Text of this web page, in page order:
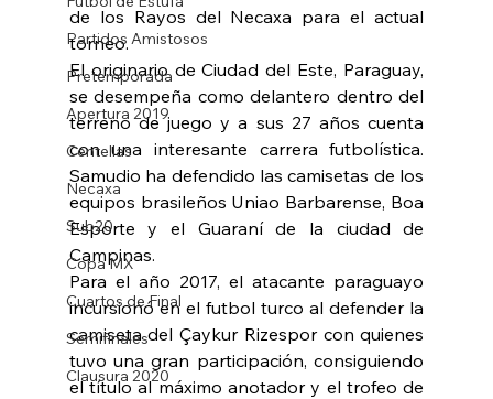
Partidos Amistosos
Pretemporada
Apertura 2019
Centellas
Necaxa
Sub20
Copa MX
Cuartos de Final
Semifinales
Clausura 2020
de los Rayos del Necaxa para el actual
torneo.
El originario de Ciudad del Este, Paraguay,
se desempeña como delantero dentro del
terreno de juego y a sus 27 años cuenta
con una interesante carrera futbolística.
Samudio ha defendido las camisetas de los
equipos brasileños Uniao Barbarense, Boa
Esporte y el Guaraní de la ciudad de
Campinas.
Para el año 2017, el atacante paraguayo
incursionó en el futbol turco al defender la
camiseta del Çaykur Rizespor con quienes
tuvo una gran participación, consiguiendo
el título al máximo anotador y el trofeo de